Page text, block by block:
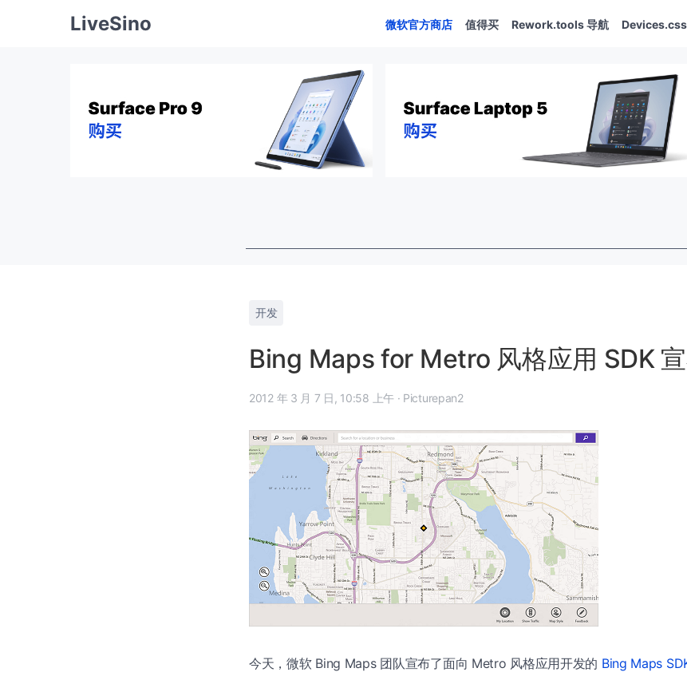
LiveSino 微软官方商店 值得买 Rework.tools 导航 Devices.css
开发
Bing Maps for Metro 风格应用 SDK
2012 年 3 月 7 日, 10:58 上午 · Picturepan2
今天，微软 Bing Maps 团队宣布了面向 Metro 风格应用开发的 Bing Maps